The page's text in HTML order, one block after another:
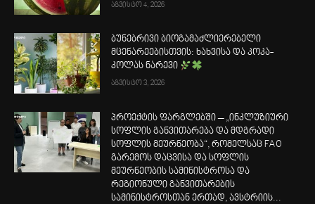
აგვისტო 4, 2026
ბუნებრივი ბიოგამაძლიერებელი
მცენარეებისთვის: ხახვისა და კოკა-
კოლას ნარევი
აგვისტო 3, 2026
პროექტის ფარგლებში – „ინკლუზიური
სოფლის განვითარება და მდგრადი
სოფლის მეურნეობა“, რომელსაც FAO
გარემოს დაცვისა და სოფლის
მეურნეობის სამინისტროსა და
რეგიონული განვითარების
სამინისტროსთან ერთად, ავსტრიის...